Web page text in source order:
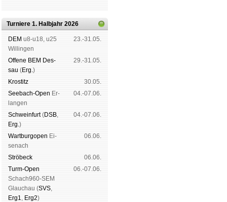
Turniere 1. Halbjahr 2026
DEM u8-u18, u25
Wil­lin­gen
23.-31.05.
Offene BEM Des­
sau (Erg.)
29.-31.05.
Kros­titz
30.05.
See­bach-Open Er­
lan­gen
04.-07.06.
Schwein­furt(DSB,
Erg.)
04.-07.06.
Wart­burg­open Ei­
se­nach
06.06.
Strö­beck
06.06.
Turm-Open
Schach960-SEM
Glau­chau (SVS,
Erg1, Erg2)
06.-07.06.